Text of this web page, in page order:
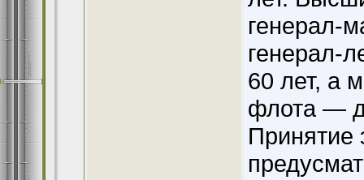
генерал-
генерал-
60 лет, а
флота —
Принятие